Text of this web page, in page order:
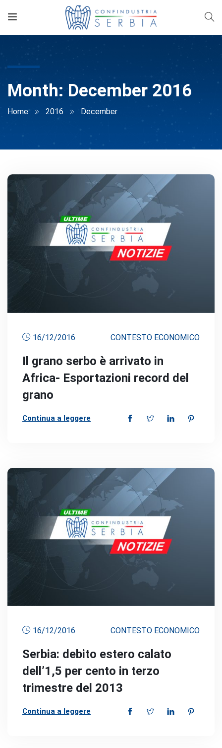
Month: December 2016
Home 2016 December
16/12/2016 CONTESTO ECONOMICO
Il grano serbo è arrivato in
Africa- Esportazioni record del
grano
Continua a leggere
16/12/2016 CONTESTO ECONOMICO
Serbia: debito estero calato
dell’1,5 per cento in terzo
trimestre del 2013
Continua a leggere